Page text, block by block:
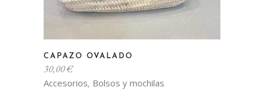
Accesorios, Bolsos y mochilas
CAPAZO OVALADO
30,00€